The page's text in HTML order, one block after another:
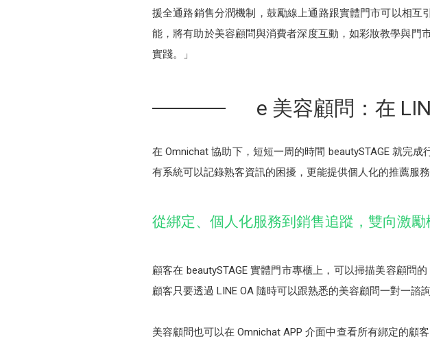
援全通路銷售分潤機制，鼓勵線上通路跟實體門市可以相互
能，將有助於美容顧問與消費者深度互動，如彩妝教學與門
實踐。」
e 美容顧問：在
在 Omnichat 協助下，短短一周的時間 beautySTAGE 就完
有系統可以記錄熟客資訊的困擾，更能提供個人化的推薦服務
從綁定、個人化服務到銷售追蹤，雙向激
顧客在 beautySTAGE 實體門市專櫃上，可以掃描美容顧問
顧客只要透過 LINE OA 隨時可以跟熟悉的美容顧問一對一諮
美容顧問也可以在 Omnichat APP 介面中查看所有綁定的顧